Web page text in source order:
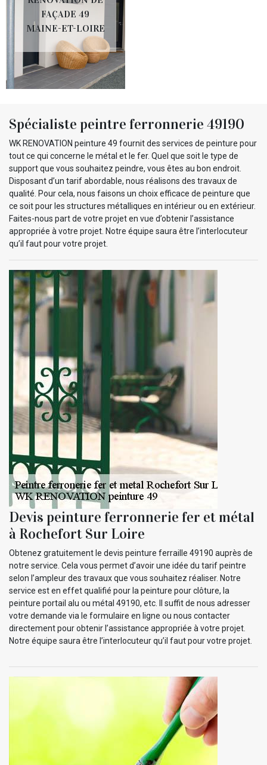
FAÇADE 49
MAINE-ET-LOIRE
Spécialiste peintre ferronnerie 49190
WK RENOVATION peinture 49 fournit des services de peinture pour
tout ce qui concerne le métal et le fer. Quel que soit le type de
support que vous souhaitez peindre, vous êtes au bon endroit.
Disposant d’un tarif abordable, nous réalisons des travaux de
qualité. Pour cela, nous faisons un choix efficace de peinture que
ce soit pour les structures métalliques en intérieur ou en extérieur.
Faites-nous part de votre projet en vue d’obtenir l’assistance
appropriée à votre projet. Notre équipe saura être l’interlocuteur
qu’il faut pour votre projet.
Devis peinture ferronnerie fer et métal
à Rochefort Sur Loire
Obtenez gratuitement le devis peinture ferraille 49190 auprès de
notre service. Cela vous permet d’avoir une idée du tarif peintre
selon l’ampleur des travaux que vous souhaitez réaliser. Notre
service est en effet qualifié pour la peinture pour clôture, la
peinture portail alu ou métal 49190, etc. Il suffit de nous adresser
votre demande via le formulaire en ligne ou nous contacter
directement pour obtenir l’assistance appropriée à votre projet.
Notre équipe saura être l’interlocuteur qu’il faut pour votre projet.